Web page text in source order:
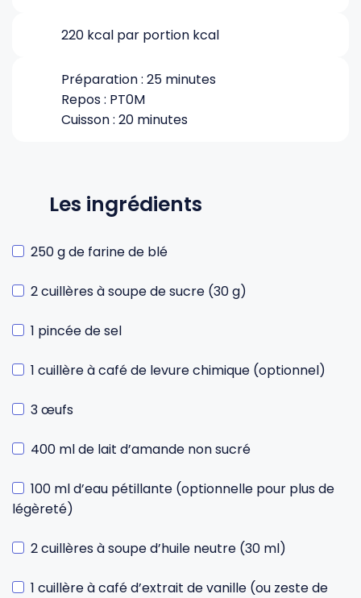
Gourdes
Couteaux tartineurs
Aiguiseurs
220 kcal par portion kcal
Préparation : 25 minutes
Repos : PT0M
Cuisson : 20 minutes
Les ingrédients
250 g de farine de blé
2 cuillères à soupe de sucre (30 g)
1 pincée de sel
1 cuillère à café de levure chimique (optionnel)
3 œufs
400 ml de lait d’amande non sucré
100 ml d’eau pétillante (optionnelle pour plus de
légèreté)
2 cuillères à soupe d’huile neutre (30 ml)
1 cuillère à café d’extrait de vanille (ou zeste de